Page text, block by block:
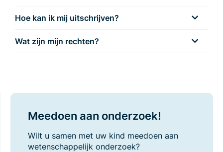
Hoe kan ik mij uitschrijven?
Wat zijn mijn rechten?
Meedoen aan onderzoek!
Wilt u samen met uw kind meedoen aan
wetenschappelijk onderzoek?